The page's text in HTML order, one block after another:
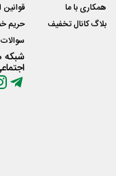
همکاری با ما
بلاگ کانال تخفیف
قوانین
حریم
شبکه